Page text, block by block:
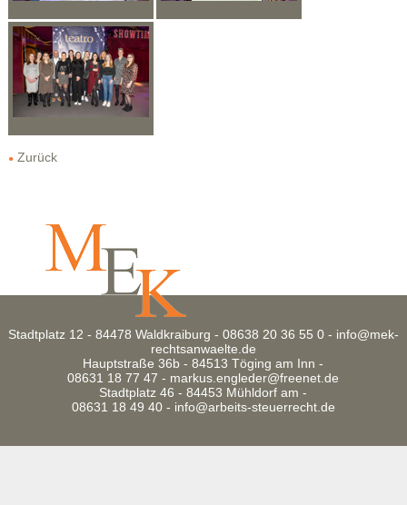
Zurück
Stadtplatz 12 - 84478 Waldkraiburg - 08638 20 36 55 0 - info@mek-
rechtsanwaelte.de
Hauptstraße 36b - 84513 Töging am Inn -
08631 18 77 47 - markus.engleder@freenet.de
Stadtplatz 46 - 84453 Mühldorf am -
08631 18 49 40 - info@arbeits-steuerrecht.de